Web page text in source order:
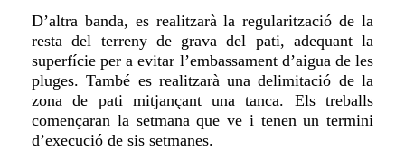
D’altra banda, es realitzarà la regularització de la
resta del terreny de grava del pati, adequant la
superfície per a evitar l’embassamentd’aigua de les
pluges. També es realitzarà una delimitació de la
zona de pati mitjançant una tanca. Els treballs
començaran la setmana que ve i tenenun termini
d’execució de sis setmanes.